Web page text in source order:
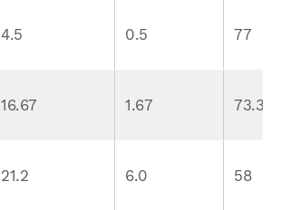
4.5 0.5 77
16.67 1.67 73.33
21.2 6.0 58